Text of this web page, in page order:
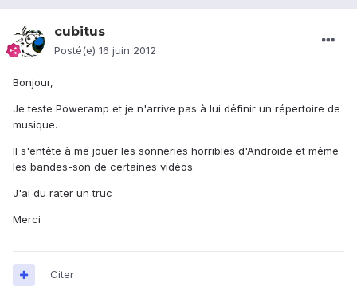
cubitus
Posté(e) 16 juin 2012
Bonjour,
Je teste Poweramp et je n'arrive pas à lui définir un répertoire de
musique.
Il s'entête à me jouer les sonneries horribles d'Androide et même
les bandes-son de certaines vidéos.
J'ai du rater un truc
Merci
Citer